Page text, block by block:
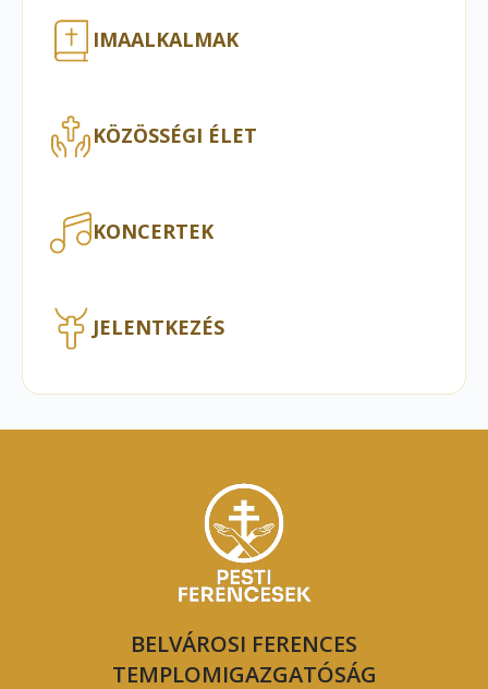
IMAALKALMAK
KÖZÖSSÉGI ÉLET
KONCERTEK
JELENTKEZÉS
BELVÁROSI FERENCES
TEMPLOMIGAZGATÓSÁG